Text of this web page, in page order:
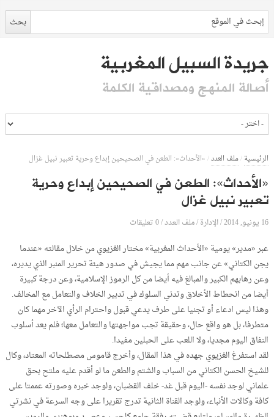
جريدة السبيل المغربية
أصالة المنهج ومصداقية الكلمة
الرئيسية/ملف العدد/«الأحداث»: الطعن في الصحيحين إبداع وحرية تعبير نبيل غزال
«الأحداث»: الطعن في الصحيحين إبداع وحرية
تعبير نبيل غزال
16 يونيو, 2014 /الإدارة/ملف العدد/0 تعليقات
عبر «مدير» يومية «الأحداث المغربية» مختار الغزيوي من خلال مقالته «عندما
يجن الكتاني» عن جانب مهم مما يجيش في صدور هيئة تحرير المنبر الذي يديره،
وعن رهابهم الكبير والمبالغ فيه أيضا من كل الرموز الإسلامية، وعن درجة كبيرة
أيضا من انحطاط الأخلاق وتدني السلوك في تدبير الخلاف والتعامل مع المخالف.
وهذا ليس ادعاء أو تجنيا على طرف يدعي قبول واحترام الرأي الآخر مهما كان
متطرفا، بل هو واقع حال، وحقيقة تجب مواجهتها والتعامل معها؛ فلم يعد أسلوب
النفاق اليوم مجديا، ولا اللعب على الحبلين مفيدا.
لقد استفرغ الغزيوي جهده في هذا المقال، وأخرج قاموس مصطلحاته المعتاد، وكال
للشيخ الحسن الكتاني من السباب والشتم والطعن ما لو أقدم عليه ملتح بحق
علماني لوجد نفسه -اليوم قبل غد- خلف القضبان، ولوجد خبره وصورته عممتا على
كافة وكالات الأنباء، ولوجد القناة الثانية تدرج تقريرا على وجه السرعة في نشرتي